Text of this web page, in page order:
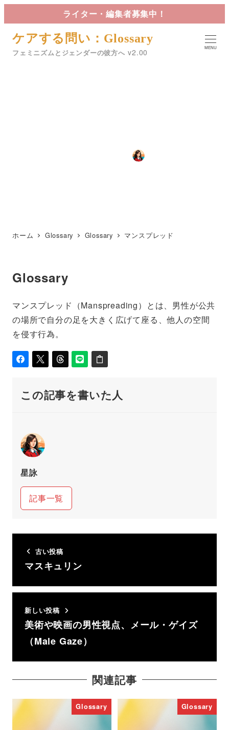
イ
ライター・編集者募集中！
ケアする問い：Glossary
フェミニズムとジェンダーの彼方へ
MENU
著
ホーム Glossary Glossary マンスプレッド
Glossary
マンスプレッド（Manspreading）とは、男性が公共
の場所で自分の足を大きく広げて座る、他人の空間
を侵す行為。
この記事を書いた人
星詠
記事一覧
古い投稿
マスキュリン
新しい投稿
美術や映画の男性視点、メール・ゲイズ
（Male Gaze）
関連記事
Glossary Glossary